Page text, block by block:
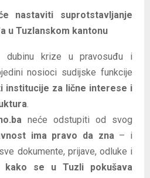
nastaviti suprotstavljanje
u Tuzlanskom kantonu
dubinu krize u pravosuđu i
nosioci sudijske funkcije
institucije za lične interese i
neće odstupiti od svog
ima pravo da zna – i
dokumente, prijave, odluke i
kako se u Tuzli pokušava